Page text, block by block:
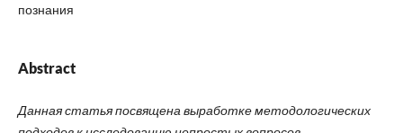
познания
Abstract
Данная статья посвящена выработке методологических